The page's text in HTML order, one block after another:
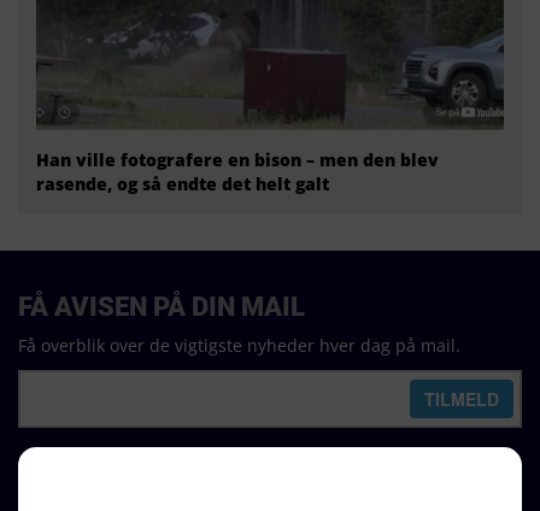
Han ville fotografere en bison – men den blev
rasende, og så endte det helt galt
FÅ AVISEN PÅ DIN MAIL
Få overblik over de vigtigste nyheder hver dag på mail.